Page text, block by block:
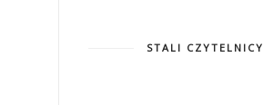
STALI CZYTELNICY